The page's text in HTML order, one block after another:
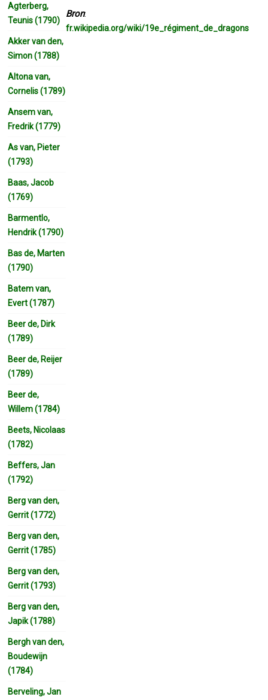
Bron:
fr.wikipedia.org/wiki/19e_régiment_de_dragons
Agterberg,
Teunis (1790)
Akker van den,
Simon (1788)
Altona van,
Cornelis (1789)
Ansem van,
Fredrik (1779)
As van, Pieter
(1793)
Baas, Jacob
(1769)
Barmentlo,
Hendrik (1790)
Bas de, Marten
(1790)
Batem van,
Evert (1787)
Beer de, Dirk
(1789)
Beer de, Reijer
(1789)
Beer de,
Willem (1784)
Beets, Nicolaas
(1782)
Beffers, Jan
(1792)
Berg van den,
Gerrit (1772)
Berg van den,
Gerrit (1785)
Berg van den,
Gerrit (1793)
Berg van den,
Japik (1788)
Bergh van den,
Boudewijn
(1784)
Berveling, Jan